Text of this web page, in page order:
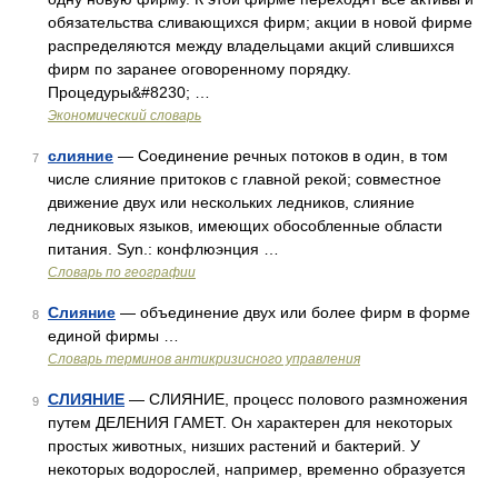
обязательства сливающихся фирм; акции в новой фирме
распределяются между владельцами акций слившихся
фирм по заранее оговоренному порядку.
Процедуры&#8230; …
Экономический словарь
7 слияние — Соединение речных потоков в один, в том
числе слияние притоков с главной рекой; совместное
движение двух или нескольких ледников, слияние
ледниковых языков, имеющих обособленные области
питания. Syn.: конфлюэнция …
Словарь по географии
8 Слияние — объединение двух или более фирм в форме
единой фирмы …
Словарь терминов антикризисного управления
9 СЛИЯНИЕ — СЛИЯНИЕ, процесс полового размножения
путем ДЕЛЕНИЯ ГАМЕТ. Он характерен для некоторых
простых животных, низших растений и бактерий. У
некоторых водорослей, например, временно образуется